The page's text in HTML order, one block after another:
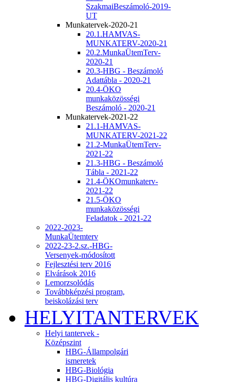
SzakmaiBeszámoló-2019-
UT
Munkatervek-2020-21
20.1.HAMVAS-
MUNKATERV-2020-21
20.2.MunkaÜtemTerv-
2020-21
20.3-HBG - Beszámoló
Adattábla - 2020-21
20.4-ÖKO
munkaközösségi
Beszámoló - 2020-21
Munkatervek-2021-22
21.1-HAMVAS-
MUNKATERV-2021-22
21.2-MunkaÜtemTerv-
2021-22
21.3-HBG - Beszámoló
Tábla - 2021-22
21.4-ÖKOmunkaterv-
2021-22
21.5-ÖKO
munkaközösségi
Feladatok - 2021-22
2022-2023-
MunkaÜtemterv
2022-23-2.sz.-HBG-
Versenyek-módosított
Fejlesztési terv 2016
Elvárások 2016
Lemorzsolódás
Továbbképzési program,
beiskolázási terv
HELYITANTERVEK
Helyi tantervek -
Középszint
HBG-Állampolgári
ismeretek
HBG-Biológia
HBG-Digitális kultúra